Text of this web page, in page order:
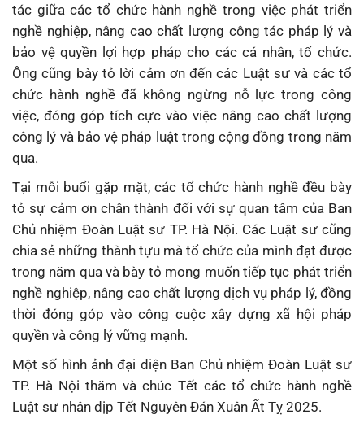
tác giữa các tổ chức hành nghề trong việc phát triển
nghề nghiệp, nâng cao chất lượng công tác pháp lý và
bảo vệ quyền lợi hợp pháp cho các cá nhân, tổ chức.
Ông cũng bày tỏ lời cảm ơn đến các Luật sư và các tổ
chức hành nghề đã không ngừng nỗ lực trong công
việc, đóng góp tích cực vào việc nâng cao chất lượng
công lý và bảo vệ pháp luật trong cộng đồng trong năm
qua.
Tại mỗi buổi gặp mặt, các tổ chức hành nghề đều bày
tỏ sự cảm ơn chân thành đối với sự quan tâm của Ban
Chủ nhiệm Đoàn Luật sư TP. Hà Nội. Các Luật sư cũng
chia sẻ những thành tựu mà tổ chức của mình đạt được
trong năm qua và bày tỏ mong muốn tiếp tục phát triển
nghề nghiệp, nâng cao chất lượng dịch vụ pháp lý, đồng
thời đóng góp vào công cuộc xây dựng xã hội pháp
quyền và công lý vững mạnh.
Một số hình ảnh đại diện Ban Chủ nhiệm Đoàn Luật sư
TP. Hà Nội thăm và chúc Tết các tổ chức hành nghề
Luật sư nhân dịp Tết Nguyên Đán Xuân Ất Tỵ 2025.